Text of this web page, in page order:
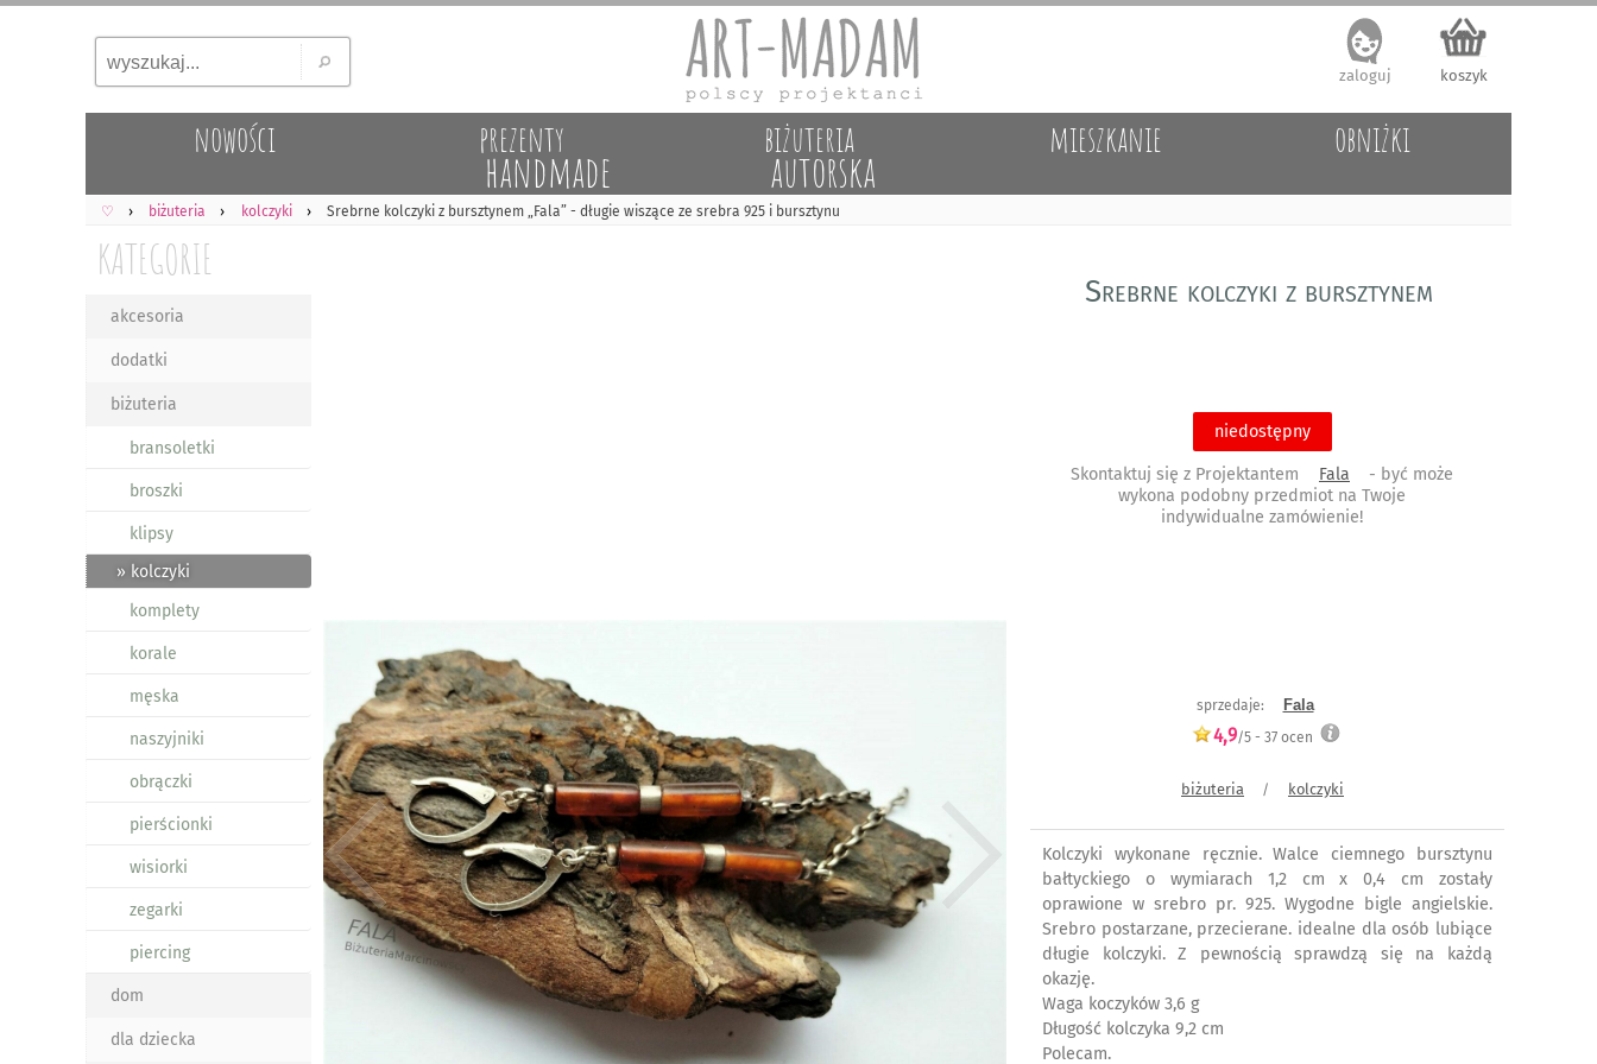
koszyk
zaloguj
nowości prezenty
handmade
biżuteria
autorska
mieszkanie obniżki
♡ biżuteria kolczyki Srebrne kolczyki z bursztynem „Fala” - długie wiszące ze srebra 925 i bursztynu
KATEGORIE
akcesoria
dodatki
biżuteria
bransoletki
broszki
klipsy
» kolczyki
komplety
korale
męska
naszyjniki
obrączki
pierścionki
wisiorki
zegarki
piercing
dom
dla dziecka
Srebrne kolczyki z bursztynem
niedostępny
Skontaktuj się z Projektantem Fala
- być może
wykona podobny przedmiot na Twoje
indywidualne zamówienie!
sprzedaje: Fala
4,9/5 - 37ocen
biżuteria / kolczyki
Kolczyki wykonane ręcznie. Walce ciemnego bursztynu
bałtyckiego o wymiarach 1,2 cm x 0,4 cm zostały
oprawione w srebro pr. 925. Wygodne bigle angielskie.
Srebro postarzane, przecierane. idealne dla osób lubiące
długie kolczyki. Z pewnością sprawdzą się na każdą
okazję.
Waga koczyków 3,6 g
Długość kolczyka 9,2 cm
Polecam.